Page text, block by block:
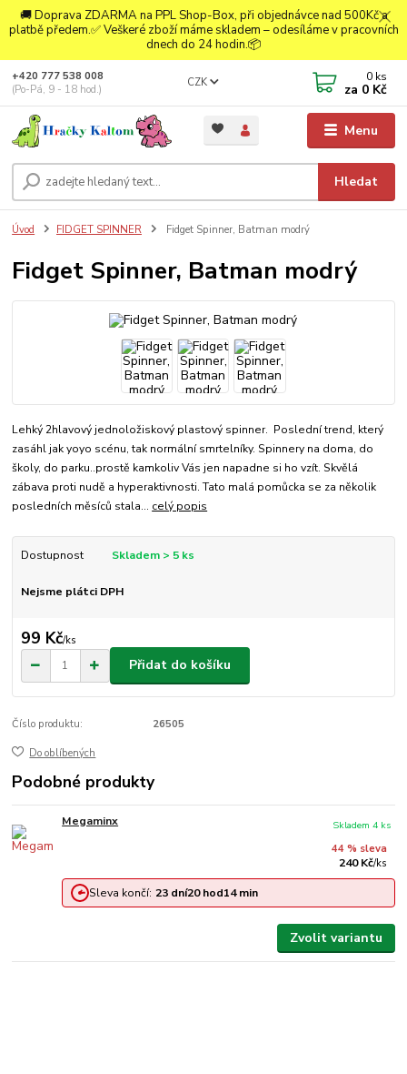
🚚 Doprava ZDARMA na PPL Shop-Box, při objednávce nad 500Kč a
platbě předem.✅ Veškeré zboží máme skladem – odesíláme v pracovních
dnech do 24 hodin.📦
Menu
CZK
Hledat
+420 777 538 008
(Po-Pá, 9 - 18 hod.)
0 ks
za 0 Kč
Úvod FIDGET SPINNER Fidget Spinner, Batman modrý
Fidget Spinner, Batman modrý
Lehký 2hlavový jednoložiskový plastový spinner. Poslední trend, který
zasáhl jak yoyo scénu, tak normální smrtelníky. Spinnery na doma, do
školy, do parku..prostě kamkoliv Vás jen napadne si ho vzít. Skvělá
zábava proti nudě a hyperaktivnosti. Tato malá pomůcka se za několik
posledních měsíců stala... celý popis
Dostupnost Skladem > 5 ks
Nejsme plátci DPH
99 Kč/ks
Přidat do košíku
Číslo produktu: 26505
Do oblíbených
Podobné produkty
Megaminx
44 % sleva
240 Kč/ks
Skladem 4 ks
Sleva končí: 23 dní20hod14min
Zvolit variantu